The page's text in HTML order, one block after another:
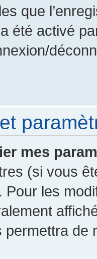
que
été activé
mes
(si vous
Pour les
permettra de